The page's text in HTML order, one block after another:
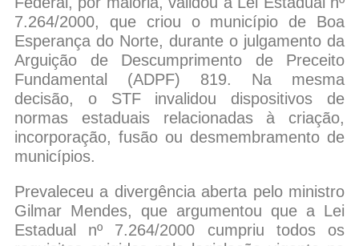
7.264/2000, que criou o município de Boa
Esperança do Norte, durante o julgamento da
Arguição de Descumprimento de Preceito
Fundamental (ADPF) 819. Na mesma
decisão, o STF invalidou dispositivos de
normas estaduais relacionadas à criação,
incorporação, fusão ou desmembramento de
municípios.
Prevaleceu a divergência aberta pelo ministro
Gilmar Mendes, que argumentou que a Lei
Estadual nº 7.264/2000 cumpriu todos os